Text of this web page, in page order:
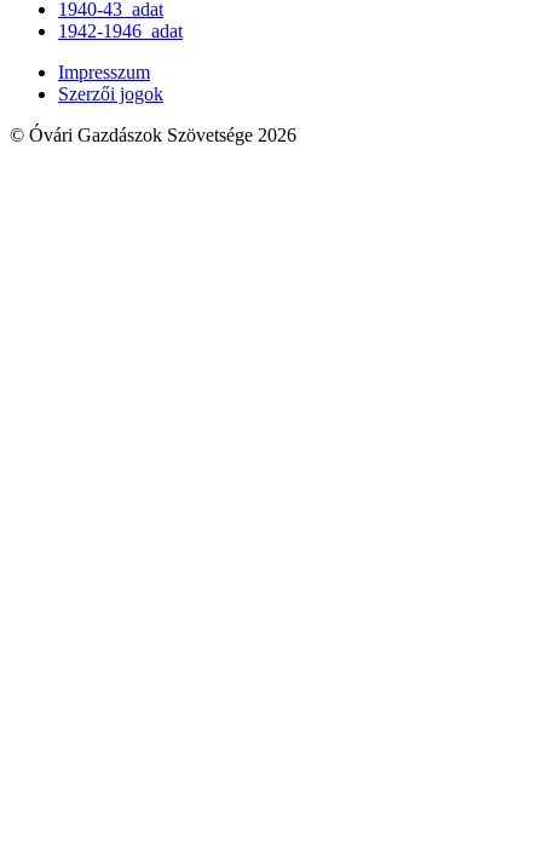
1940-43_adat
1942-1946_adat
Impresszum
Szerzői jogok
© Óvári Gazdászok Szövetsége 2026